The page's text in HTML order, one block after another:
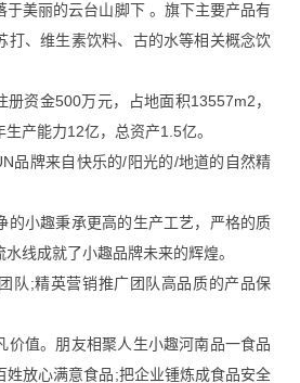
于美丽的云台山脚下 。旗下主要产品有
打、维生素饮料、古的水等相关概念饮
资金500万元，占地面积13557m2，
产能力12亿，总资产1.5亿。
品牌来自快乐的/阳光的/地道的自然精
的小趣秉承更高的生产工艺，严格的质
线成就了小趣品牌未来的辉煌。
队;精英营销推广团队高品质的产品保
价值。朋友相聚人生小趣河南品一食品
姓放心满意食品;把企业锺炼成食品安全